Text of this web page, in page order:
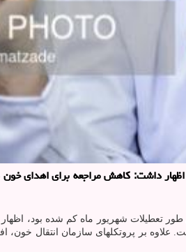
داشت: کاهش مراجعه برای اهدای خون
تعطیلات شهریور ماه کم شده بود،
علاوه بر پروتکلهای سازمان انتقال خون،